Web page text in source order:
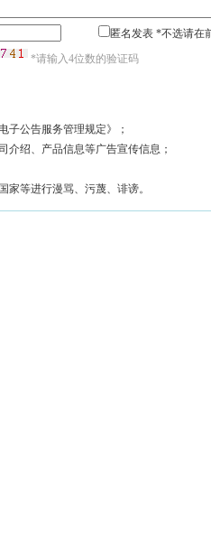
匿名发表 *不选请在
*请输入4位数的验证码
子公告服务管理规定》；
介绍、产品信息等广告宣传信息；
家等进行漫骂、污蔑、诽谤。